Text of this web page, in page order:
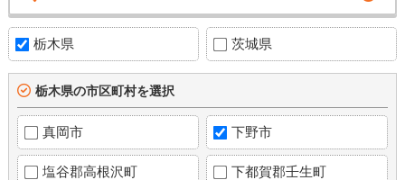
栃木県 茨城県
栃木県の市区町村を選択
真岡市 下野市
塩谷郡高根沢町 下都賀郡壬生町